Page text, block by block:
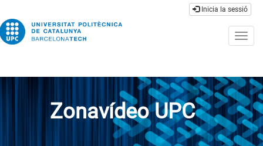
Inicia la sessió
Zonavídeo UPC